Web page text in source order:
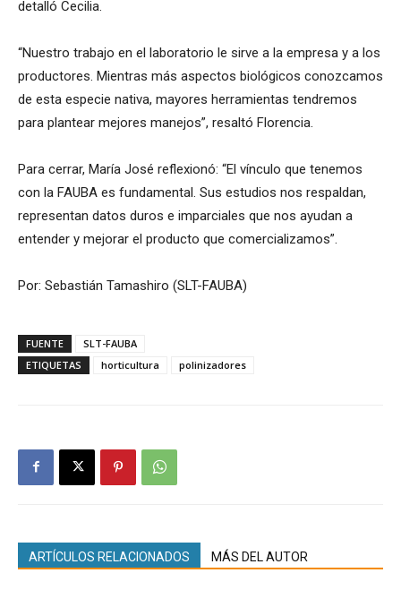
detalló Cecilia.
“Nuestro trabajo en el laboratorio le sirve a la empresa y a los
productores. Mientras más aspectos biológicos conozcamos
de esta especie nativa, mayores herramientas tendremos
para plantear mejores manejos”, resaltó Florencia.
Para cerrar, María José reflexionó: “El vínculo que tenemos
con la FAUBA es fundamental. Sus estudios nos respaldan,
representan datos duros e imparciales que nos ayudan a
entender y mejorar el producto que comercializamos”.
Por: Sebastián Tamashiro (SLT-FAUBA)
FUENTE
SLT-FAUBA
ETIQUETAS
horticultura polinizadores
ARTÍCULOS RELACIONADOS MÁS DEL AUTOR